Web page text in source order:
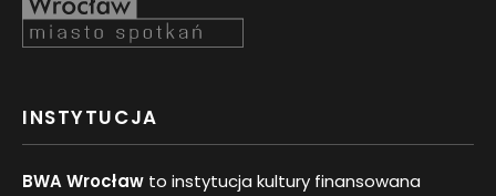
INSTYTUCJA
BWA Wrocław to instytucja kultury finansowana